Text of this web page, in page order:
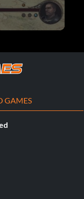
GAMES